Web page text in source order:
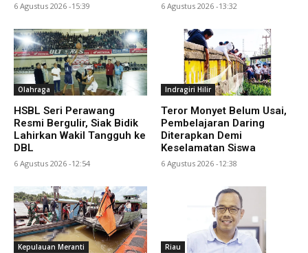
6 Agustus 2026 -15:39 6 Agustus 2026 -13:32
Olahraga
HSBL Seri Perawang
Resmi Bergulir, Siak Bidik
Lahirkan Wakil Tangguh ke
DBL
6 Agustus 2026 -12:54
Indragiri Hilir
Teror Monyet Belum Usai,
Pembelajaran Daring
Diterapkan Demi
Keselamatan Siswa
6 Agustus 2026 -12:38
Kepulauan Meranti Riau